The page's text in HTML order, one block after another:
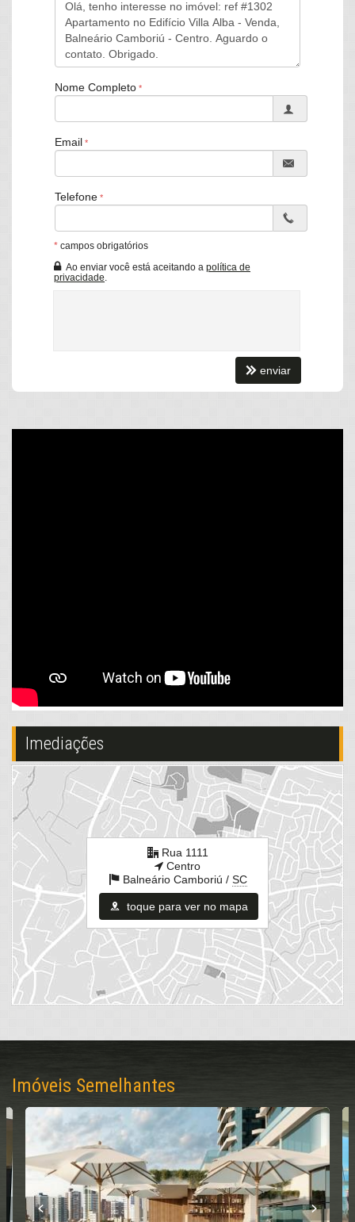
- 02 Apartamentos Duplex Diferenciados com área privativa de
238,13m², Terraço Descoberto com 24,83m² com SPA
e 89,82m² de Área Descoberta com Piscina.
pessoas e 01 de serviço para 10 pessoas e 02 Pavimentos de
Salão de Festas com pé Direito Duplo para 50 pessoas com
Salão de Festas Gourmet para 22 pessoas | Churrasqueira a
- 02º Pavimento de Lazer
Sala de Estar
Gás Central
Elevador
Endereço:
Rua 1111
Centro
Balneário Camboriú /SC
ver mapa abaixo
Nome Completo
Email
Telefone
* campos obrigatórios
Ao enviar você está aceitando a política de
privacidade
enviar
Imediações
Rua 1111
Centro
Balneário Camboriú / SC
toque para ver no mapa
Imóveis Semelhantes